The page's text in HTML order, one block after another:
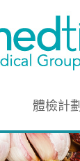
體檢計劃